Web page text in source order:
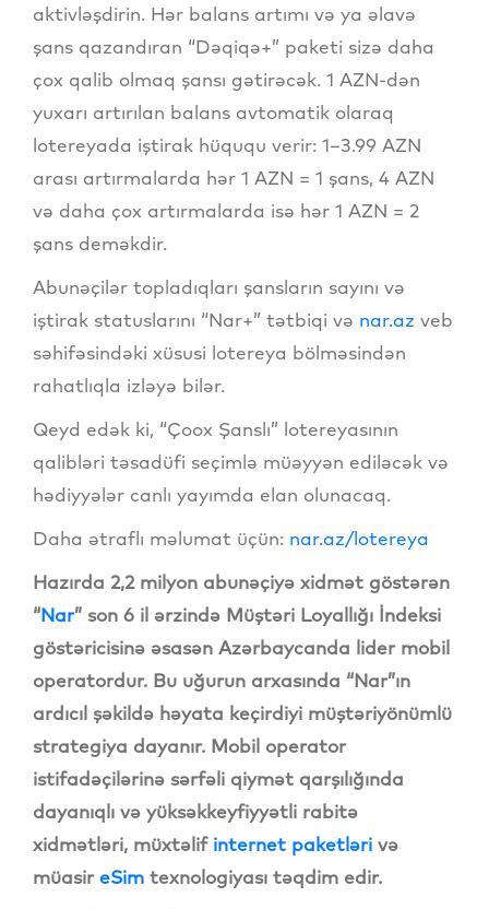
aktivləşdirin. Hər balans artımı və ya əlavə
şans qazandıran “Dəqiqə+” paketi sizə daha
çox qalib olmaq şansı gətirəcək. 1 AZN-dən
yuxarı artırılan balans avtomatik olaraq
lotereyada iştirak hüququ verir: 1–3.99 AZN
arası artırmalarda hər 1 AZN = 1 şans, 4 AZN
və daha çox artırmalarda isə hər 1 AZN = 2
şans deməkdir.
Abunəçilər topladıqları şansların sayını və
iştirak statuslarını “Nar+” tətbiqi və nar.az veb
səhifəsindəki xüsusi lotereya bölməsindən
rahatlıqla izləyə bilər.
Qeyd edək ki, “Çoox Şanslı” lotereyasının
qalibləri təsadüfi seçimlə müəyyən ediləcək və
hədiyyələr canlı yayımda elan olunacaq.
Daha ətraflı məlumat üçün: nar.az/lotereya
Hazırda 2,2 milyon abunəçiyə xidmət göstərən
“Nar” son 6 il ərzində Müştəri Loyallığı İndeksi
göstəricisinə əsasən Azərbaycanda lider mobil
operatordur. Bu uğurun arxasında “Nar”ın
ardıcıl şəkildə həyata keçirdiyi müştəriyönümlü
strategiya dayanır. Mobil operator
istifadəçilərinə sərfəli qiymət qarşılığında
dayanıqlı və yüksəkkeyfiyyətli rabitə
xidmətləri, müxtəlif internet paketləri və
müasireSim texnologiyası təqdim edir.